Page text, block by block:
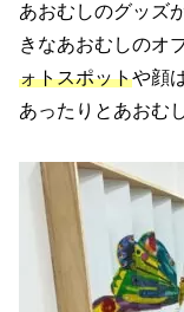
あおむしのグッズ
きなあおむしのオ
ォトスポットや顔
あったりとあおむ